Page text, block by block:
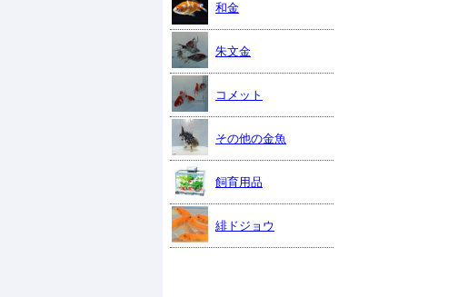
和金
朱文金
コメット
その他の金魚
飼育用品
緋ドジョウ